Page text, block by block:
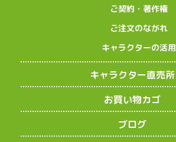
ご契約・著作権
ご注文のながれ
キャラクターの活用
キャラクター直売所
お買い物カゴ
ブログ